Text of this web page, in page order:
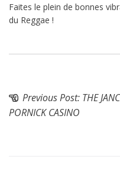
Faites le plein de bonnes
du Reggae !
Previous Post: THE
PORNICK CASINO